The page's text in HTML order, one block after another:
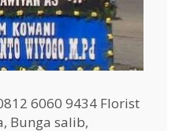
6060 9434 Florist
Bunga salib,